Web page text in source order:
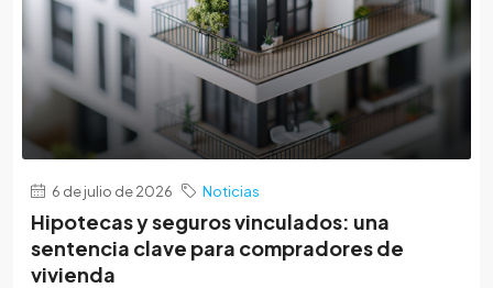
6 de julio de 2026 Noticias
Hipotecas y seguros vinculados: una
sentencia clave para compradores de
vivienda